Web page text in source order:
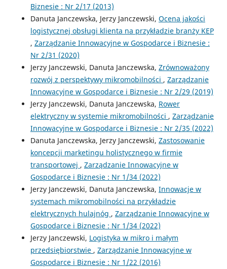
Biznesie : Nr 2/17 (2013)
Danuta Janczewska, Jerzy Janczewski, Ocena jakości
logistycznej obsługi klienta na przykładzie branży KEP
, Zarządzanie Innowacyjne w Gospodarce i Biznesie :
Nr 2/31 (2020)
Jerzy Janczewski, Danuta Janczewska, Zrównoważony
rozwój z perspektywy mikromobilności , Zarządzanie
Innowacyjne w Gospodarce i Biznesie : Nr 2/29 (2019)
Jerzy Janczewski, Danuta Janczewska, Rower
elektryczny w systemie mikromobilności , Zarządzanie
Innowacyjne w Gospodarce i Biznesie : Nr 2/35 (2022)
Danuta Janczewska, Jerzy Janczewski, Zastosowanie
koncepcji marketingu holistycznego w firmie
transportowej , Zarządzanie Innowacyjne w
Gospodarce i Biznesie : Nr 1/34 (2022)
Jerzy Janczewski, Danuta Janczewska, Innowacje w
systemach mikromobilności na przykładzie
elektrycznych hulajnóg , Zarządzanie Innowacyjne w
Gospodarce i Biznesie : Nr 1/34 (2022)
Jerzy Janczewski, Logistyka w mikro i małym
przedsiębiorstwie , Zarządzanie Innowacyjne w
Gospodarce i Biznesie : Nr 1/22 (2016)